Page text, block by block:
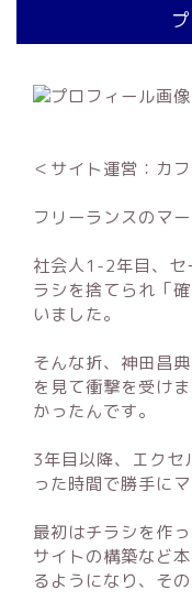
＜サイト運営：カ
フリーランスのマー
社会人1-2年目、セ
ラシを捨てられ「
いました。
そんな折、神田昌
を見て衝撃を受け
かったんです。
3年目以降、エクセ
った時間で勝手に
最初はチラシを作
サイトの構築など
るようになり、そ